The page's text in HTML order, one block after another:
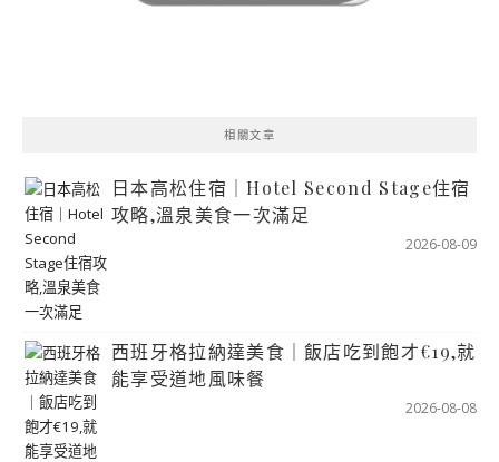
相關文章
日本高松住宿｜Hotel Second Stage住宿
攻略,溫泉美食一次滿足
2026-08-09
西班牙格拉納達美食｜飯店吃到飽才€19,就
能享受道地風味餐
2026-08-08